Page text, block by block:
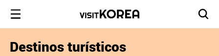
Destinos turísticos